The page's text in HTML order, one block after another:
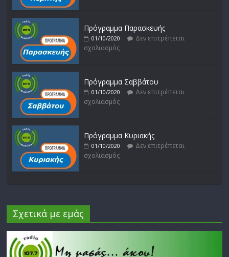
Πρόγραμμα Παρασκευής
01/10/2020
Δεν επιτρέπεται
σχολιασμός
Πρόγραμμα Σαββάτου
01/10/2020
Δεν επιτρέπεται
σχολιασμός
Πρόγραμμα Κυριακής
01/10/2020
Δεν επιτρέπεται
σχολιασμός
Σχετικά με εμάς